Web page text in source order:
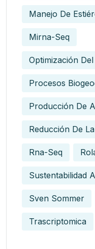
Manejo De
Mirna-Seq
Optimización
Procesos
Producción De
Reducción De
Rna-Seq
Sustentabilidad
Sven Sommer
Trascriptomica